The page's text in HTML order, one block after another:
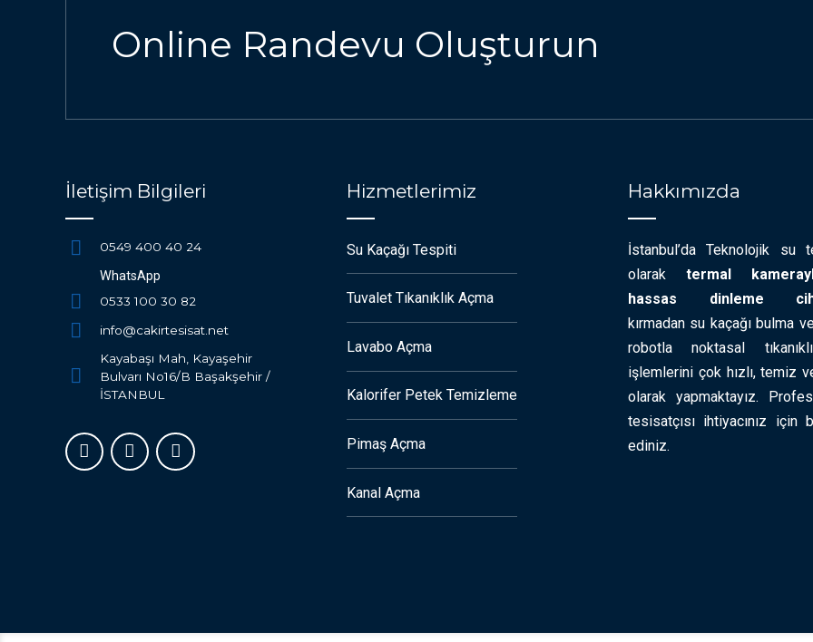
Online Randevu Oluşturun
İletişim Bilgileri
0549 400 40 24
WhatsApp
0533 100 30 82
info@cakirtesisat.net
Kayabaşı Mah, Kayaşehir
Bulvarı No16/B Başakşehir /
İSTANBUL
Hizmetlerimiz
Su Kaçağı Tespiti
Tuvalet Tıkanıklık Açma
Lavabo Açma
Kalorifer Petek Temizleme
Pimaş Açma
Kanal Açma
Hakkımızda
İstanbul’da Teknolojik su
olarak termal
hassas dinleme
kırmadan su kaçağı bulma
robotla noktasal
işlemlerini çok hızlı, temiz
olarak yapmaktayız.
tesisatçısı ihtiyacınız için
ediniz.